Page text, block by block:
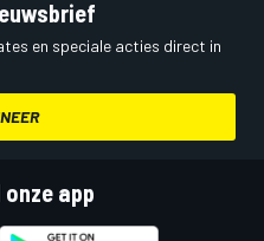
en speciale acties direct in
app